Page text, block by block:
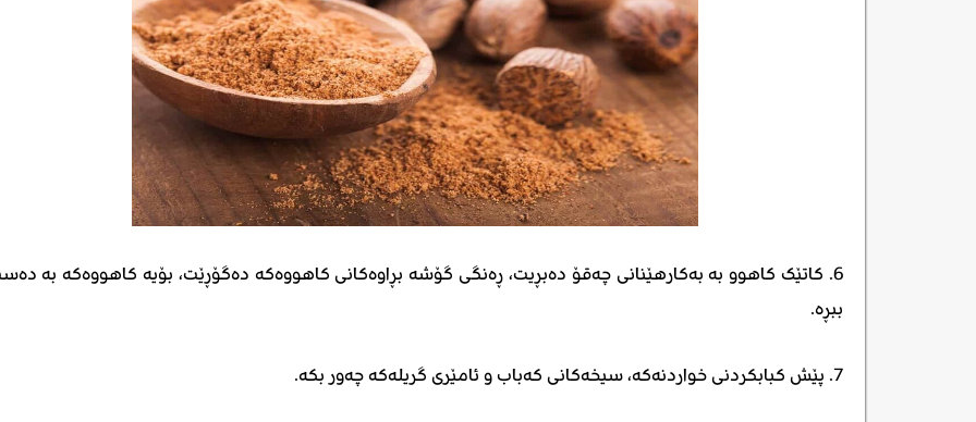
6. کاتێک کاهوو بە بەکارهێنانی چەقۆ دەبڕیت، ڕەنگی گۆشە بڕاوەکانی کاهووەکە دەگۆڕێت، بۆیە کاهووەکە بە
ببڕە.
7. پێش کبابکردنی خواردنەکە، سیخەکانی کەباب و ئامێری گریلەکە چەور بکە.